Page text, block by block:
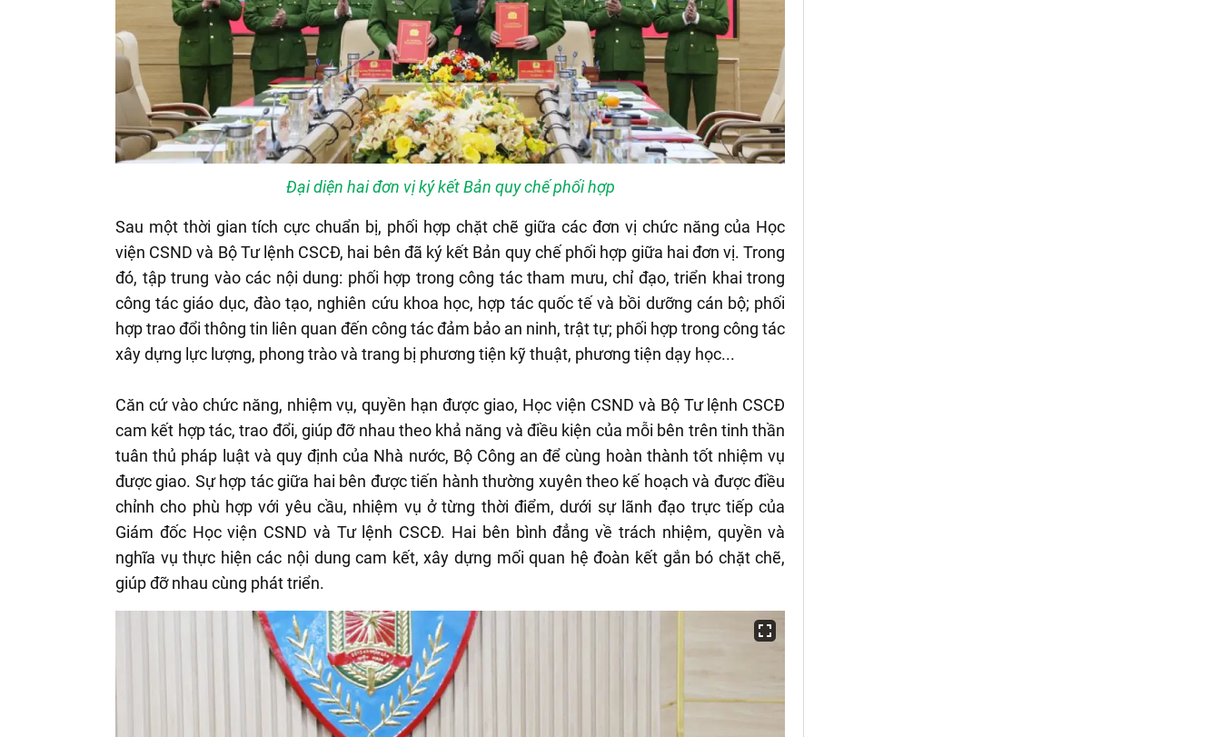
Đại diện hai đơn vị ký kết Bản quy chế phối hợp
Sau một thời gian tích cực chuẩn bị, phối hợp chặt chẽ giữa các đơn vị chức năng của Học
viện CSND và Bộ Tư lệnh CSCĐ, hai bên đã ký kết Bản quy chế phối hợp giữa hai đơn vị. Trong
đó, tập trung vào các nội dung: phối hợp trong công tác tham mưu, chỉ đạo, triển khai trong
công tác giáo dục, đào tạo, nghiên cứu khoa học, hợp tác quốc tế và bồi dưỡng cán bộ; phối
hợp trao đổi thông tin liên quan đến công tác đảm bảo an ninh, trật tự; phối hợp trong công tác
xây dựng lực lượng, phong trào và trang bị phương tiện kỹ thuật, phương tiện dạy học...
Căn cứ vào chức năng, nhiệm vụ, quyền hạn được giao, Học viện CSND và Bộ Tư lệnh CSCĐ
cam kết hợp tác, trao đổi, giúp đỡ nhau theo khả năng và điều kiện của mỗi bên trên tinh thần
tuân thủ pháp luật và quy định của Nhà nước, Bộ Công an để cùng hoàn thành tốt nhiệm vụ
được giao. Sự hợp tác giữa hai bên được tiến hành thường xuyên theo kế hoạch và được điều
chỉnh cho phù hợp với yêu cầu, nhiệm vụ ở từng thời điểm, dưới sự lãnh đạo trực tiếp của
Giám đốc Học viện CSND và Tư lệnh CSCĐ. Hai bên bình đẳng về trách nhiệm, quyền và
nghĩa vụ thực hiện các nội dung cam kết, xây dựng mối quan hệ đoàn kết gắn bó chặt chẽ,
giúp đỡ nhau cùng phát triển.